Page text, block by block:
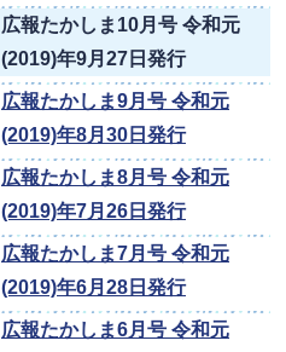
広報たかしま10月号 令和元
(2019)年9月27日発行
広報たかしま9月号 令和元
(2019)年8月30日発行
広報たかしま8月号 令和元
(2019)年7月26日発行
広報たかしま7月号 令和元
(2019)年6月28日発行
広報たかしま6月号 令和元